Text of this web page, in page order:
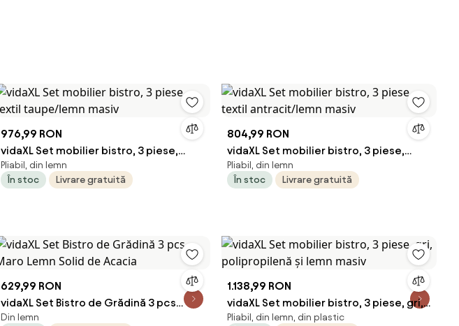
976,99 RON
vidaXL Set mobilier bistro, 3 piese,
textil taupe/lemn masiv
Pliabil, din lemn
În stoc
Livrare gratuită
804,99 RON
vidaXL Set mobilier bistro, 3 piese,
textil antracit/lemn masiv
Pliabil, din lemn
În stoc
Livrare gratuită
629,99 RON
vidaXL Set Bistro de Grădină 3 pcs
Maro Lemn Solid de Acacia
Din lemn
1.138,99 RON
vidaXL Set mobilier bistro, 3 piese, gri,
polipropilenă și lemn masiv
Pliabil, din lemn, din plastic